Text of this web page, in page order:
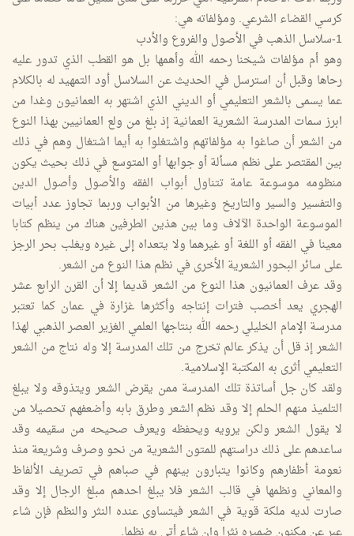
كرسي القضاء الشرعي. ومؤلفاته هي:
1-سلاسل الذهب في الأصول والفروع والأدب
وهو أم مؤلفات شيخنا رحمه الله وأهمها بل هو القطب الذي تدور عليه
رحاها وقبل أن استرسل في الحديث عن السلاسل أود التمهيد له بالكلام
عما يسمى بالشعر التعليمي أو الديني الذي اشتهر به العمانيون وغدا من
ابرز سمات المدرسة الشعرية العمانية إذ بلغ من ولع العمانيين بهذا النوع
من الشعر أن صاغوا به مؤلفاتهم واشتغلوا به أيما اشتغال وهم في ذلك
بين المقتصر على نظم مسألة أو جوابها أو المتوسع في ذلك بحيث يكون
منظومه موسوعة عامة تتناول أبواب الفقه والأصول وأصول الدين
والتفسير والسير والتاريخ وغيرها من الأبواب وربما تجاوز عدد أبيات
الموسوعة الواحدة الآلاف وما بين هذين الطرفين هناك من ينظم كتابا
معينا في الفقه أو اللغة أو غيرهما ولا يتعداه إلى غيره ويغلب بحر الرجز
على سائر البحور الشعرية الأخرى في نظم هذا النوع من الشعر.
وقد عرف العمانيون هذا النوع من الشعر قديما إلا أن القرن الرابع عشر
الهجري يعد أخصب فترات إنتاجه وأكثرها غزارة في عمان كما تعتبر
مدرسة الإمام الخليلي رحمه الله بنتاجها العلمي الغزير العصر الذهبي لهذا
الشعر إذ قل أن يذكر عالم تخرج من تلك المدرسة إلا وله نتاج من الشعر
التعليمي أثرى به المكتبة الإسلامية.
ولقد كان جل أساتذة تلك المدرسة ممن يقرض الشعر ويتذوقه ولا يبلغ
التلميذ منهم الحلم إلا وقد نظم الشعر وطرق بابه وأضعفهم تحصيلا من
لا يقول الشعر ولكن يرويه ويحفظه ويعرف صحيحه من سقيمه وقد
ساعدهم على ذلك دراستهم للمتون الشعرية من نحو وصرف وشريعة منذ
نعومة أظفارهم وكانوا يتبارون بينهم في صباهم في تصريف الألفاظ
والمعاني ونظمها في قالب الشعر فلا يبلغ احدهم مبلغ الرجال إلا وقد
صارت لديه ملكة قوية في الشعر فيتساوى عنده النثر والنظم فإن شاء